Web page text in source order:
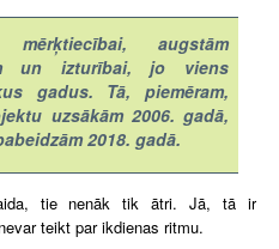
tiecībai, augstām
un izturībai, jo viens
gadus. Tā, piemēram,
uzsākām 2006. gadā,
2018. gadā.
tie nenāk tik ātri. Jā, tā ir
teikt par ikdienas ritmu.